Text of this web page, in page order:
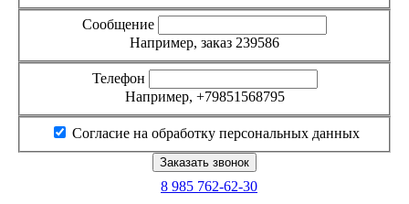
Сообщение
Например, заказ 239586
Телефон
Например, +79851568795
Согласие на обработку персональных данных
8 985 762-62-30